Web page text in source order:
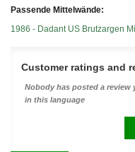
Passende Mittelwände:
1986 - Dadant US Brutzargen
Customer ratings and
Nobody has posted a review
in this language